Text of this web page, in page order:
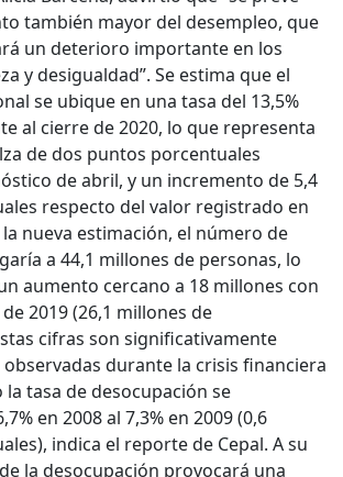
también mayor del desempleo, que
un deterioro importante en los
y desigualdad”. Se estima que el
se ubique en una tasa del 13,5%
al cierre de 2020, lo que representa
de dos puntos porcentuales
de abril, y un incremento de 5,4
respecto del valor registrado en
la nueva estimación, el número de
a 44,1 millones de personas, lo
aumento cercano a 18 millones con
2019 (26,1 millones de
cifras son significativamente
durante la crisis financiera
tasa de desocupación se
en 2008 al 7,3% en 2009 (0,6
indica el reporte de Cepal. A su
la desocupación provocará una